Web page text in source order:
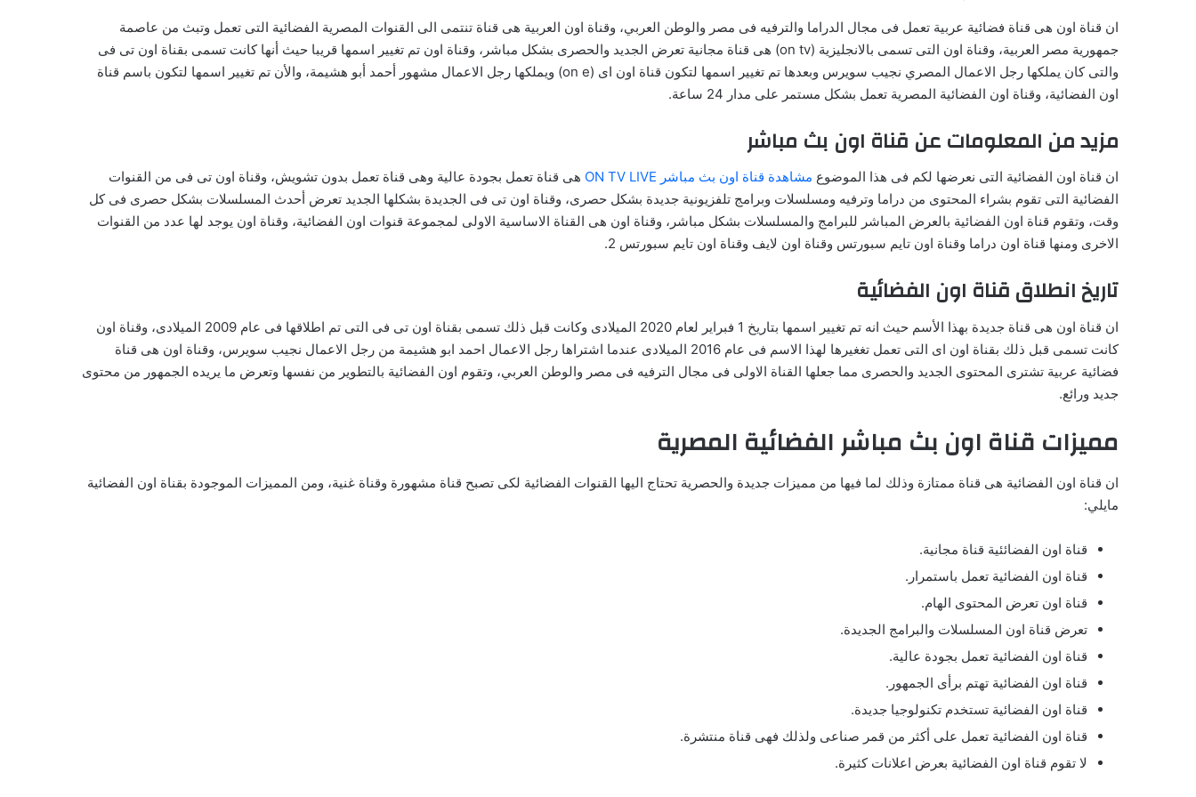
ان قناة اون هى قناة فضائية عربية تعمل فى مجال الدراما والترفيه فى مصر والوطن العربي، وقناة اون العربية هى قناة تنتمى الى القنوات المصرية الفضائية التى تعمل وتبث من عاصمة
جمهورية مصر العربية، وقناة اون التى تسمى بالانجليزية (on tv) هى قناة مجانية تعرض الجديد والحصرى بشكل مباشر، وقناة اون تم تغيير اسمها قريبا حيث أنها كانت تسمى بقناة اون تى فى
والتى كان يملكها رجل الاعمال المصري نجيب سويرس وبعدها تم تغيير اسمها لتكون قناة اون اى (on e) ويملكها رجل الاعمال مشهور أحمد أبو هشيمة، والأن تم تغيير اسمها لتكون باسم قناة
اون الفضائية، وقناة اون الفضائية المصرية تعمل بشكل مستمر على مدار 24 ساعة.
مزيد من المعلومات عن قناة اون بث مباشر
ان قناة اون الفضائية التى نعرضها لكم فى هذا الموضوع مشاهدة قناة اون بث مباشر ON TV LIVE
هى قناة تعمل بجودة عالية وهى قناة تعمل بدون تشويش، وقناة اون تى فى من القنوات
الفضائية التى تقوم بشراء المحتوى من دراما وترفيه ومسلسلات وبرامج تلفزيونية جديدة بشكل حصرى، وقناة اون تى فى الجديدة بشكلها الجديد تعرض أحدث المسلسلات بشكل حصرى فى كل
وقت، وتقوم قناة اون الفضائية بالعرض المباشر للبرامج والمسلسلات بشكل مباشر، وقناة اون هى القناة الاساسية الاولى لمجموعة قنوات اون الفضائية، وقناة اون يوجد لها عدد من القنوات
الاخرى ومنها قناة اون دراما وقناة اون تايم سبورتس وقناة اون لايف وقناة اون تايم سبورتس 2.
تاريخ انطلاق قناة اون الفضائية
ان قناة اون هى قناة جديدة بهذا الأسم حيث انه تم تغيير اسمها بتاريخ 1 فبراير لعام 2020 الميلادى وكانت قبل ذلك تسمى بقناة اون تى فى التى تم اطلاقها فى عام 2009 الميلادى، وقناة اون
كانت تسمى قبل ذلك بقناة اون اى التى تعمل تغغيرها لهذا الاسم فى عام 2016 الميلادى عندما اشتراها رجل الاعمال احمد ابو هشيمة من رجل الاعمال نجيب سويرس، وقناة اون هى قناة
فضائية عربية تشترى المحتوى الجديد والحصرى مما جعلها القناة الاولى فى مجال الترفيه فى مصر والوطن العربي، وتقوم اون الفضائية بالتطوير من نفسها وتعرض ما يريده الجمهور من محتوى
جديد ورائع.
مميزات قناة اون بث مباشر الفضائية المصرية
ان قناة اون الفضائية هى قناة ممتازة وذلك لما فيها من مميزات جديدة والحصرية تحتاج اليها القنوات الفضائية لكى تصبح قناة مشهورة وقناة غنية، ومن المميزات الموجودة بقناة اون الفضائية
مايلي:
قناة اون الفضائئية قناة مجانية.
قناة اون الفضائية تعمل باستمرار.
قناة اون تعرض المحتوى الهام.
تعرض قناة اون المسلسلات والبرامج الجديدة.
قناة اون الفضائية تعمل بجودة عالية.
قناة اون الفضائية تهتم برأى الجمهور.
قناة اون الفضائية تستخدم تكنولوجيا جديدة.
قناة اون الفضائية تعمل على أكثر من قمر صناعى ولذلك فهى قناة منتشرة.
لا تقوم قناة اون الفضائية بعرض اعلانات كثيرة.